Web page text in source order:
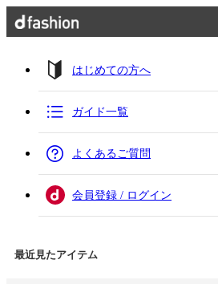
はじめての方へ
ガイド一覧
よくあるご質問
会員登録 / ログイン
最近見たアイテム